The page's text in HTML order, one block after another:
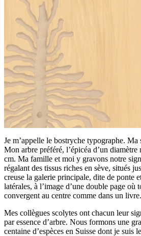
Je m’appelle le bostryche typographe.
Mon arbre préféré, l’épicéa d’un
cm. Ma famille et moi y gravons notre
régalant des tissus riches en sève, situés
creuse la galerie principale, dite de ponte
latérales, à l’image d’une double page où
convergent au centre comme dans un livre.
Mes collègues scolytes ont chacun leur
par essence d’arbre. Nous formons une
centaine d’espèces en Suisse dont je suis